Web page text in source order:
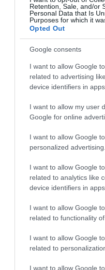
Retention, Sale, and/or
Personal Data that Is
Purposes for which it
Opted Out
Google consents
I want to allow Google
related to advertising
device identifiers in apps.
I want to allow my user
Google for online
I want to allow Google
personalized advertising.
I want to allow Google
related to analytics like
device identifiers in apps.
I want to allow Google
related to functionality
I want to allow Google
related to
I want to allow Google
Βιλανάκηδων: Τα
Εντοπίστηκε όπλο
Προέκυψαν ακόμη
αφορούν απάτες,
04.06.2026 - 10:54
ΕΛΛΑΔΑ
Απίστευτο